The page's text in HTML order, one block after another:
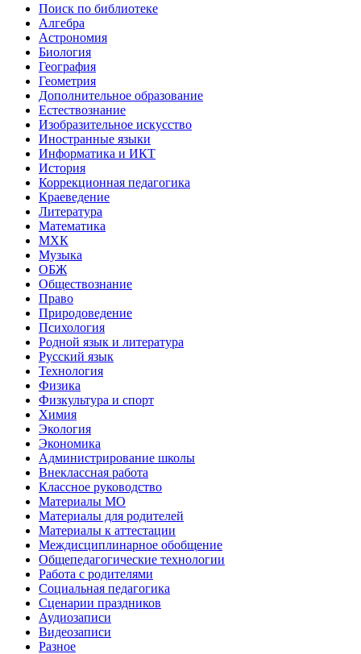
Поиск по библиотеке
Алгебра
Астрономия
Биология
География
Геометрия
Дополнительное образование
Естествознание
Изобразительное искусство
Иностранные языки
Информатика и ИКТ
История
Коррекционная педагогика
Краеведение
Литература
Математика
МХК
Музыка
ОБЖ
Обществознание
Право
Природоведение
Психология
Родной язык и литература
Русский язык
Технология
Физика
Физкультура и спорт
Химия
Экология
Экономика
Администрирование школы
Внеклассная работа
Классное руководство
Материалы МО
Материалы для родителей
Материалы к аттестации
Междисциплинарное обобщение
Общепедагогические технологии
Работа с родителями
Социальная педагогика
Сценарии праздников
Аудиозаписи
Видеозаписи
Разное